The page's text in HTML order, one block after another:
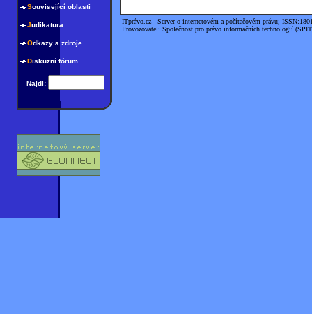
Související oblasti
Judikatura
Odkazy a zdroje
Diskuzní fórum
Najdi:
ITprávo.cz - Server o internetovém a počítačovém právu;
Provozovatel: Společnost pro právo informačních technologií